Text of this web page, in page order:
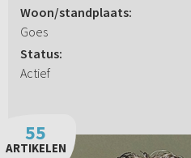
Woon/standplaats:
Goes
Status:
Actief
55
ARTIKELEN